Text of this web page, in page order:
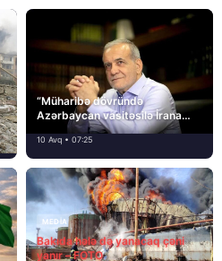
“Müharibə dövründə
Azərbaycan vasitəsilə İrana
yardım və dəstək göstərilib”
10 Avq • 07:25
MEDİA
Bakıda hələ də yanacaq çəni
yanır – FOTO